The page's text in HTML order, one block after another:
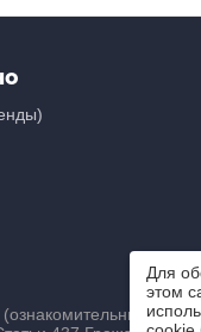
Для
этом